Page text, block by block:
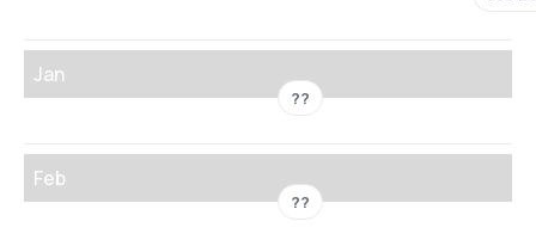
Jan
??
Feb
??